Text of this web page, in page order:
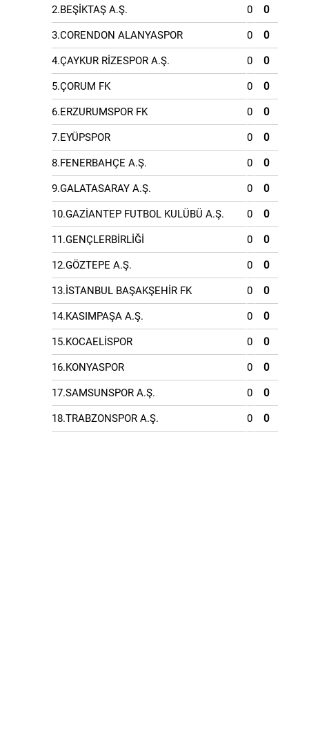
2.BEŞİKTAŞ A.Ş. 0 0
3.CORENDON ALANYASPOR 0 0
4.ÇAYKUR RİZESPOR A.Ş. 0 0
5.ÇORUM FK 0 0
6.ERZURUMSPOR FK 0 0
7.EYÜPSPOR 0 0
8.FENERBAHÇE A.Ş. 0 0
9.GALATASARAY A.Ş. 0 0
10.GAZİANTEP FUTBOL KULÜBÜ A.Ş. 0 0
11.GENÇLERBİRLİĞİ 0 0
12.GÖZTEPE A.Ş. 0 0
13.İSTANBUL BAŞAKŞEHİR FK 0 0
14.KASIMPAŞA A.Ş. 0 0
15.KOCAELİSPOR 0 0
16.KONYASPOR 0 0
17.SAMSUNSPOR A.Ş. 0 0
18.TRABZONSPOR A.Ş. 0 0